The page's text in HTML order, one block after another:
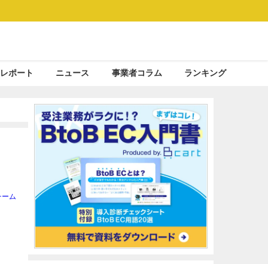
ポート ニュース 事業者コラム ランキング
ーム